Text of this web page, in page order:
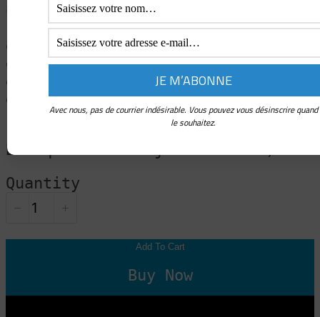
compris que chaque minute d’une
vie douloureuse était grosse
d’une journée à venir de bonheur,
d’une année de vie spirituelle,
d’un siècle, quelquefois,
d’humanité.
(extrait d’une lettre de Joë
Bousquet à G.P. janvier 1947)
Quantity
Add To Cart
Buy Now
Avec nous, pas de courrier indésirable. Vous pouvez vous désinscrire
le souhaitez.